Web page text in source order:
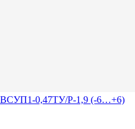
ВСУП1-0,47ТУ/Р-1,9 (-6…+6)